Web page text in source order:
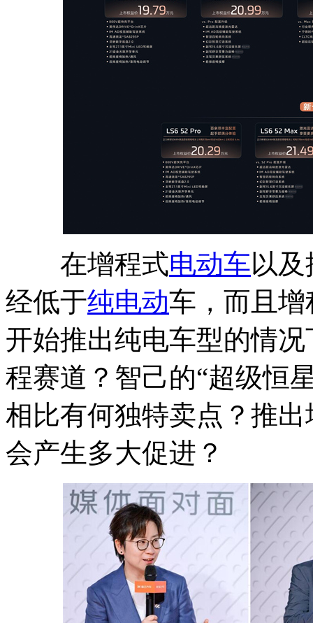
在增程式电动车以
经低于纯电动车，而且
开始推出纯电车型的情
程赛道？智己的“超级恒
相比有何独特卖点？推
会产生多大促进？